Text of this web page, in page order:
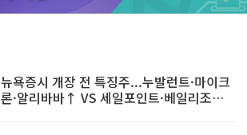
뉴욕증시 개장 전 특징주...누발런트·마이크
론·알리바바↑ VS 세일포인트·베일리조트